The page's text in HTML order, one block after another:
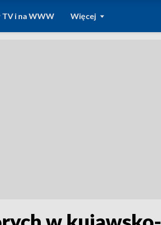
TV i na WWW Więcej